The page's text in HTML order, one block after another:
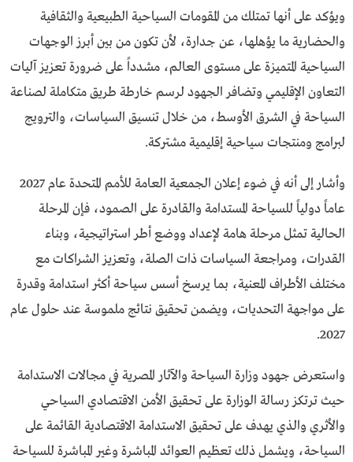
ويؤكد على أنها تمتلك من المقومات السياحية الطبيعية والثقافية
والحضارية ما يؤهلها، عن جدارة، لأن تكون من بين أبرز الوجهات
السياحية المتميزة على مستوى العالم، مشدداً على ضرورة تعزيز آليات
التعاون الإقليمي وتضافر الجهود لرسم خارطة طريق متكاملة لصناعة
السياحة في الشرق الأوسط، من خلال تنسيق السياسات، والترويج
لبرامج ومنتجات سياحية إقليمية مشتركة.
وأشار إلى أنه في ضوء إعلان الجمعية العامة للأمم المتحدة عام 2027
عاماً دولياً للسياحة المستدامة والقادرة على الصمود، فإن المرحلة
الحالية تمثل مرحلة هامة لإعداد ووضع أطر استراتيجية، وبناء
القدرات، ومراجعة السياسات ذات الصلة، وتعزيز الشراكات مع
مختلف الأطراف المعنية، بما يرسخ أسس سياحة أكثر استدامة وقدرة
على مواجهة التحديات، ويضمن تحقيق نتائج ملموسة عند حلول عام
2027.
واستعرض جهود وزارة السياحة والآثار المصرية في مجالات الاستدامة
حيث ترتكز رسالة الوزارة على تحقيق الأمن الاقتصادي السياحي
والأثري والذي يهدف على تحقيق الاستدامة الاقتصادية القائمة على
السياحة، ويشمل ذلك تعظيم العوائد المباشرة وغير المباشرة للسياحة